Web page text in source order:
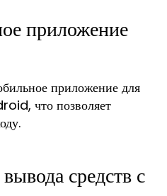
приложение
приложение для
что позволяет
средств с